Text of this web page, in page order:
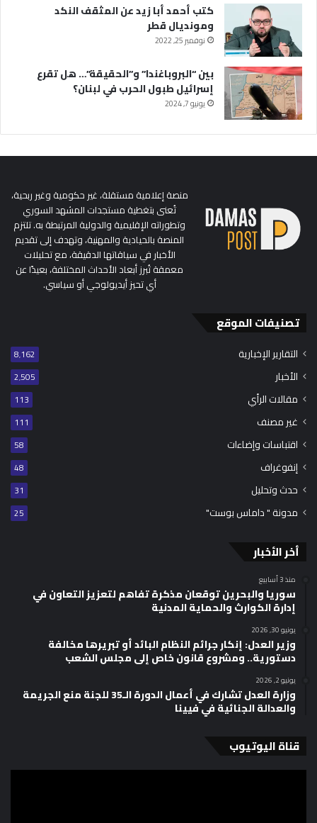
كتب أحمد أبا زيد عن المثقف النكد
ومونديال قطر
نوفمبر 25, 2022
بين “البروباغندا” و”الحقيقة”… هل تقرع
إسرائيل طبول الحرب في لبنان؟
يونيو 7, 2024
منصة إعلامية مستقلة، غير حكومية وغير ربحية،
تُعنى بتغطية مستجدات المشهد السوري
وتطوراته الإقليمية والدولية المرتبطة به. تلتزم
المنصة بالحيادية والمهنية، وتهدف إلى تقديم
الأخبار في سياقاتها الدقيقة، مع تحليلات
معمقة تُبرز أبعاد الأحداث المختلفة، بعيدًا عن
أي تحيز أيديولوجي أو سياسي.
تصنيفات الموقع
التقارير الإخبارية 8٬162
الأخبار 2٬505
مقالات الرأي 113
غير مصنف 111
اقتباسات وإضاءات 58
إنفوغراف 48
حدث وتحليل 31
مدونة " داماس بوست" 25
أخر الأخبار
منذ 3 أسابيع
سوريا والبحرين توقعان مذكرة تفاهم لتعزيز التعاون في
إدارة الكوارث والحماية المدنية
يونيو 30, 2026
وزير العدل: إنكار جرائم النظام البائد أو تبريرها مخالفة
دستورية.. ومشروع قانون خاص إلى مجلس الشعب
يونيو 2, 2026
وزارة العدل تشارك في أعمال الدورة الـ35 للجنة منع الجريمة
والعدالة الجنائية في فيينا
قناة اليوتيوب